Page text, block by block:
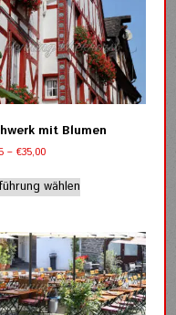
mit Blumen
– €35,00Preisspanne:
bis
€35,00
wählenProdukt
Varianten
auf.
Die
Optionen